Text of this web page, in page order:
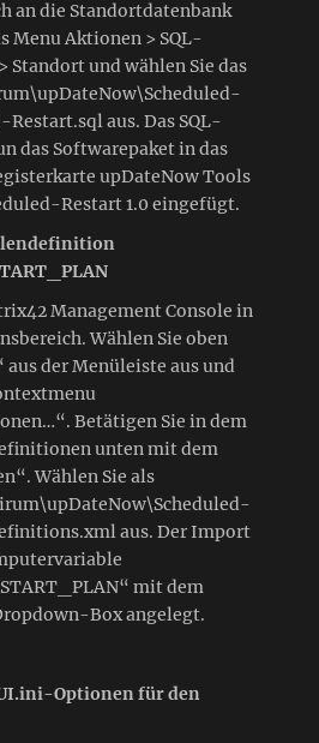
an die Standortdatenbank
Menu Aktionen > SQL-
Standort und wählen Sie das
aus. Das SQL-
das Softwarepaket in das
upDateNow Tools
Restart 1.0 eingefügt.
Management Console in
Wählen Sie oben
aus der Menüleiste aus und
Betätigen Sie in dem
unten mit dem
Wählen Sie als
aus. Der Import
mit dem
Box angelegt.
Optionen für den